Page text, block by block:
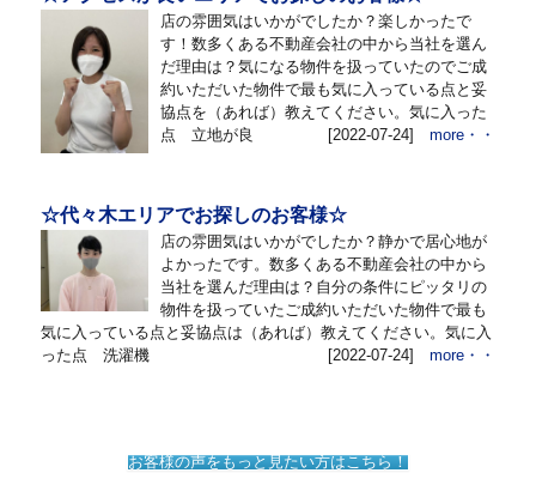
店の雰囲気はいかがでしたか？楽しかったで
す！数多くある不動産会社の中から当社を選ん
だ理由は？気になる物件を扱っていたのでご成
約いただいた物件で最も気に入っている点と妥
協点を（あれば）教えてください。気に入った
点 立地が良
[2022-07-24] more・・
☆代々木エリアでお探しのお客様☆
店の雰囲気はいかがでしたか？静かで居心地が
よかったです。数多くある不動産会社の中から
当社を選んだ理由は？自分の条件にピッタリの
物件を扱っていたご成約いただいた物件で最も
気に入っている点と妥協点は（あれば）教えてください。気に入
った点 洗濯機
[2022-07-24] more・・
お客様の声をもっと見たい方はこちら！